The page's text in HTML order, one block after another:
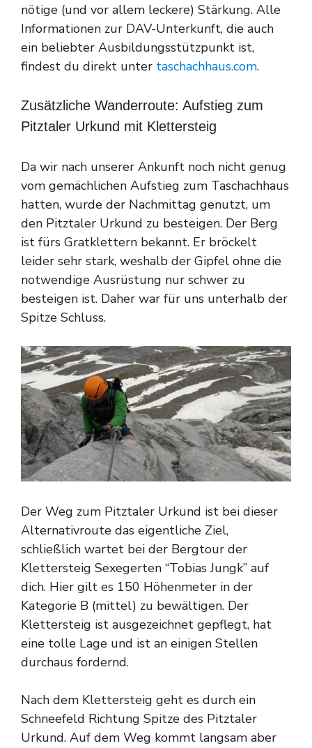
nötige (und vor allem leckere) Stärkung. Alle
Informationen zur DAV-Unterkunft, die auch
ein beliebter Ausbildungsstützpunkt ist,
findest du direkt unter taschachhaus.com.
Zusätzliche Wanderroute: Aufstieg zum
Pitztaler Urkund mit Klettersteig
Da wir nach unserer Ankunft noch nicht genug
vom gemächlichen Aufstieg zum Taschachhaus
hatten, wurde der Nachmittag genutzt, um
den Pitztaler Urkund zu besteigen. Der Berg
ist fürs Gratklettern bekannt. Er bröckelt
leider sehr stark, weshalb der Gipfel ohne die
notwendige Ausrüstung nur schwer zu
besteigen ist. Daher war für uns unterhalb der
Spitze Schluss.
Der Weg zum Pitztaler Urkund ist bei dieser
Alternativroute das eigentliche Ziel,
schließlich wartet bei der Bergtour der
Klettersteig Sexegerten “Tobias Jungk” auf
dich. Hier gilt es 150 Höhenmeter in der
Kategorie B (mittel) zu bewältigen. Der
Klettersteig ist ausgezeichnet gepflegt, hat
eine tolle Lage und ist an einigen Stellen
durchaus fordernd.
Nach dem Klettersteig geht es durch ein
Schneefeld Richtung Spitze des Pitztaler
Urkund. Auf dem Weg kommt langsam aber